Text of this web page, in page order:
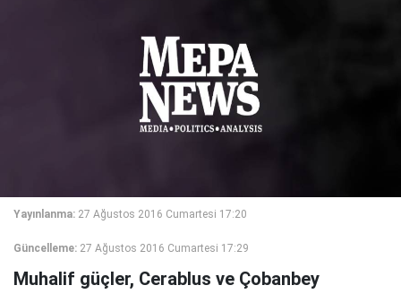
Yayınlanma: 27 Ağustos 2016 Cumartesi 17:20
Güncelleme: 27 Ağustos 2016 Cumartesi 17:29
Muhalif güçler, Cerablus ve Çobanbey